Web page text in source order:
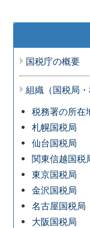
国税庁の概要
組織（国税局・
税務署の所在
札幌国税局
仙台国税局
関東信越国税
東京国税局
金沢国税局
名古屋国税局
大阪国税局